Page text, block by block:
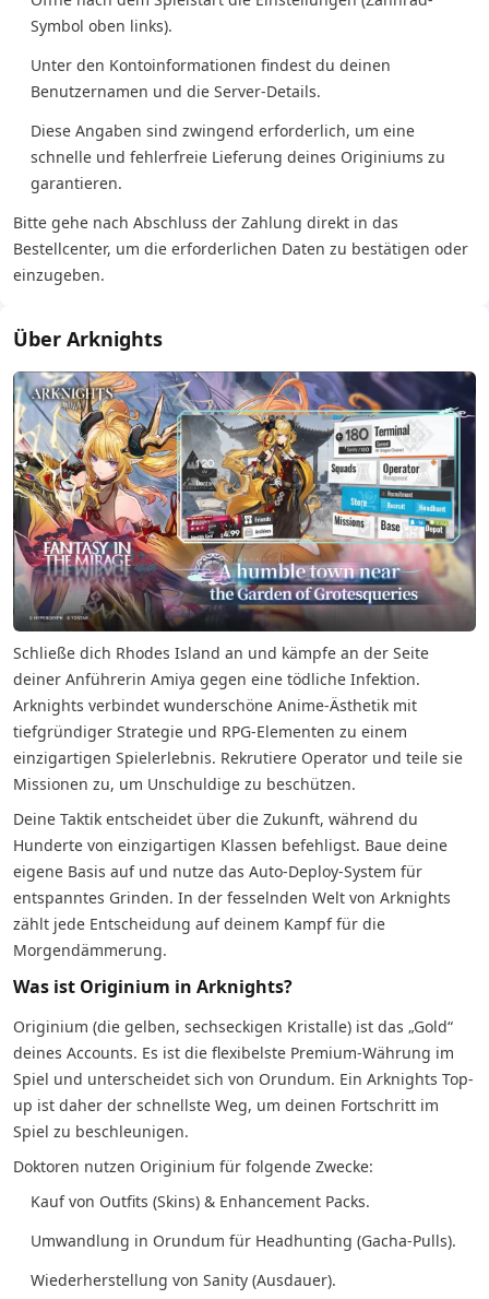
Symbol oben links).
Unter den Kontoinformationen findest du deinen
Benutzernamen und die Server-Details.
Diese Angaben sind zwingend erforderlich, um eine
schnelle und fehlerfreie Lieferung deines Originiums zu
garantieren.
Bitte gehe nach Abschluss der Zahlung direkt in das
Bestellcenter, um die erforderlichen Daten zu bestätigen oder
einzugeben.
Über Arknights
Schließe dich Rhodes Island an und kämpfe an der Seite
deiner Anführerin Amiya gegen eine tödliche Infektion.
Arknights verbindet wunderschöne Anime-Ästhetik mit
tiefgründiger Strategie und RPG-Elementen zu einem
einzigartigen Spielerlebnis. Rekrutiere Operator und teile sie
Missionen zu, um Unschuldige zu beschützen.
Deine Taktik entscheidet über die Zukunft, während du
Hunderte von einzigartigen Klassen befehligst. Baue deine
eigene Basis auf und nutze das Auto-Deploy-System für
entspanntes Grinden. In der fesselnden Welt von Arknights
zählt jede Entscheidung auf deinem Kampf für die
Morgendämmerung.
Was ist Originium in Arknights?
Originium (die gelben, sechseckigen Kristalle) ist das „Gold“
deines Accounts. Es ist die flexibelste Premium-Währung im
Spiel und unterscheidet sich von Orundum. Ein Arknights Top-
up ist daher der schnellste Weg, um deinen Fortschritt im
Spiel zu beschleunigen.
Doktoren nutzen Originium für folgende Zwecke:
Kauf von Outfits (Skins) & Enhancement Packs.
Umwandlung in Orundum für Headhunting (Gacha-Pulls).
Wiederherstellung von Sanity (Ausdauer).